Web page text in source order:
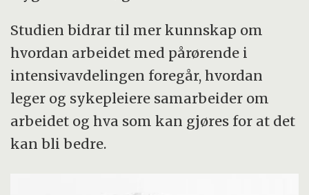
Studien bidrar til mer kunnskap om
hvordan arbeidet med pårørende i
intensivavdelingen foregår, hvordan
leger og sykepleiere samarbeider om
arbeidet og hva som kan gjøres for at det
kan bli bedre.